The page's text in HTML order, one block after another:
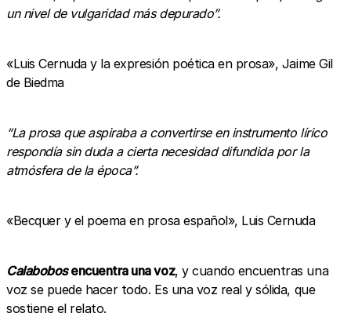
un nivel de vulgaridad más depurado”.
«Luis Cernuda y la expresión poética en prosa», Jaime Gil
de Biedma
“La prosa que aspiraba a convertirse en instrumento lírico
respondía sin duda a cierta necesidad difundida por la
atmósfera de la época”.
«Becquer y el poema en prosa español», Luis Cernuda
Calabobosencuentra una voz, y cuando encuentras una
voz se puede hacer todo. Es una voz real y sólida, que
sostiene el relato.